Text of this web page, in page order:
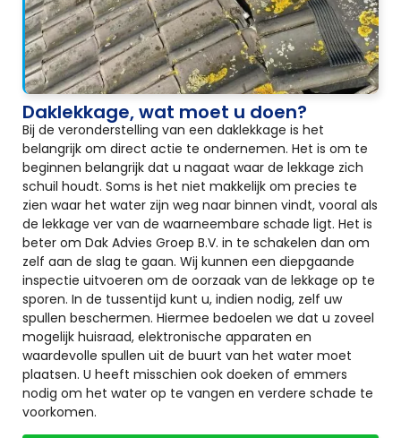
Daklekkage, wat moet u doen?
Bij de veronderstelling van een daklekkage is het
belangrijk om direct actie te ondernemen. Het is om te
beginnen belangrijk dat u nagaat waar de lekkage zich
schuil houdt. Soms is het niet makkelijk om precies te
zien waar het water zijn weg naar binnen vindt, vooral als
de lekkage ver van de waarneembare schade ligt. Het is
beter om Dak Advies Groep B.V. in te schakelen dan om
zelf aan de slag te gaan. Wij kunnen een diepgaande
inspectie uitvoeren om de oorzaak van de lekkage op te
sporen. In de tussentijd kunt u, indien nodig, zelf uw
spullen beschermen. Hiermee bedoelen we dat u zoveel
mogelijk huisraad, elektronische apparaten en
waardevolle spullen uit de buurt van het water moet
plaatsen. U heeft misschien ook doeken of emmers
nodig om het water op te vangen en verdere schade te
voorkomen.